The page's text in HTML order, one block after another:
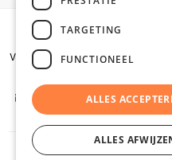
Algemene voorwaarden
Verzendingen
Herroepingsrecht
info@partizaan.be
TARGETING
FUNCTIONEEL
ALLES
ALLES